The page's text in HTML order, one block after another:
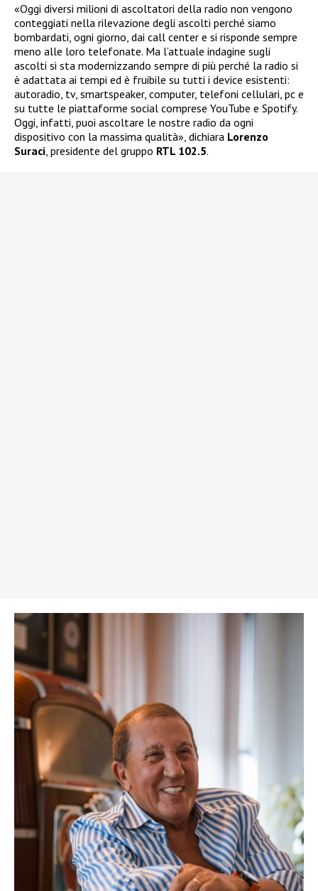
«Oggi diversi milioni di ascoltatori della radio non vengono
conteggiati nella rilevazione degli ascolti perché siamo
bombardati, ogni giorno, dai call center e si risponde sempre
meno alle loro telefonate. Ma l’attuale indagine sugli
ascolti si sta modernizzando sempre di più perché la radio si
è adattata ai tempi ed è fruibile su tutti i device esistenti:
autoradio, tv, smartspeaker, computer, telefoni cellulari, pc e
su tutte le piattaforme social comprese YouTube e Spotify.
Oggi, infatti, puoi ascoltare le nostre radio da ogni
dispositivo con la massima qualità», dichiara Lorenzo
Suraci , presidente del gruppo RTL 102.5.